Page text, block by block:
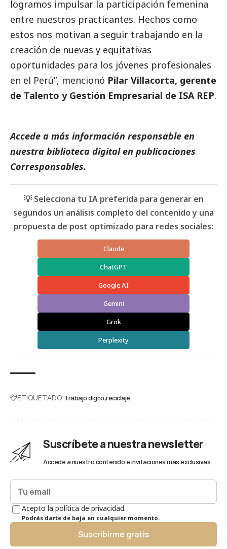
logramos impulsar la participación femenina
entre nuestros practicantes. Hechos como
estos nos motivan a seguir trabajando en la
creación de nuevas y equitativas
oportunidades para los jóvenes profesionales
en el Perú”, mencionó Pilar Villacorta, gerente
de Talento y Gestión Empresarial de ISA REP.
Accede a más información responsable en
nuestra biblioteca digital en publicaciones
Corresponsables.
💡 Selecciona tu IA preferida para generar en
segundos un análisis completo del contenido y una
propuesta de post optimizado para redes sociales:
Claude
ChatGPT
Google AI
Gemini
Grok
Perplexity
ETIQUETADO: trabajo digno reciclaje
Suscríbete a nuestra newsletter
Accede a nuestro contenido e invitaciones más exclusivas.
Acepto la política de privacidad.
Podrás darte de baja en cualquier momento.
Suscribirme gratis